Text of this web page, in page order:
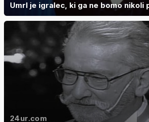
Umrl je igralec, ki ga ne bomo nikoli
24ur.com